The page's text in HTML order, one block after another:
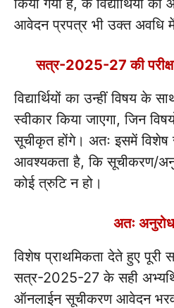
आवेदन प्रपत्र भी उक्त अवधि में
सत्र-2025-27 की
विद्यार्थियों का उन्हीं विषय के
स्वीकार किया जाएगा, जिन
सूचीकृत होंगे। अतः इसमें विशेष
आवश्यकता है, कि सूचीकरण/
कोई त्रुटि न हो।
अतः
विशेष प्राथमिकता देते हुए पूरी
सत्र-2025-27 के सही
ऑनलाईन सूचीकरण आवेदन